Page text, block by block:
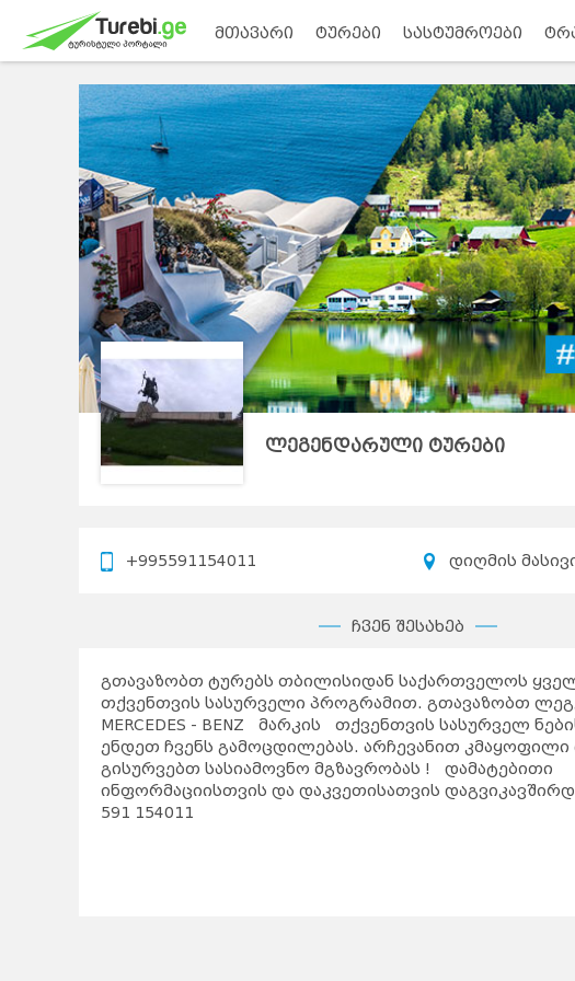
მთავარი ტურები სასტუმროები
ლეგენდარული ტურები
+995591154011 დიღმის
ჩვენ შესახებ
გთავაზობთ ტურებს თბილისიდან საქართველოს
თქვენთვის სასურველი პროგრამით. გთავაზობთ
MERCEDES - BENZ მარკის თქვენთვის სასურველ
ენდეთ ჩვენს გამოცდილებას. არჩევანით კმაყოფილი
გისურვებთ სასიამოვნო მგზავრობას ! დამატებითი
ინფორმაციისთვის და დაკვეთისათვის
591 154011